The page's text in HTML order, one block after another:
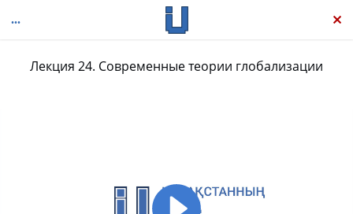
Лекция 24. Современные теории глобализации